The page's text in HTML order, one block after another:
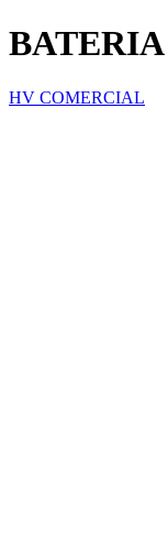
BATERIA
HV COMERCIAL